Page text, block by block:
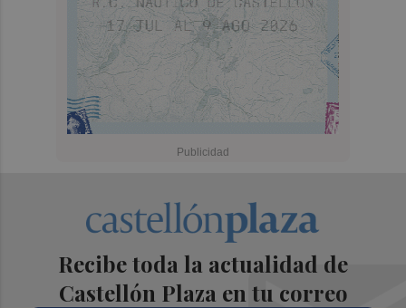
Recibe toda la actualidad de
Castellón Plaza en tu correo